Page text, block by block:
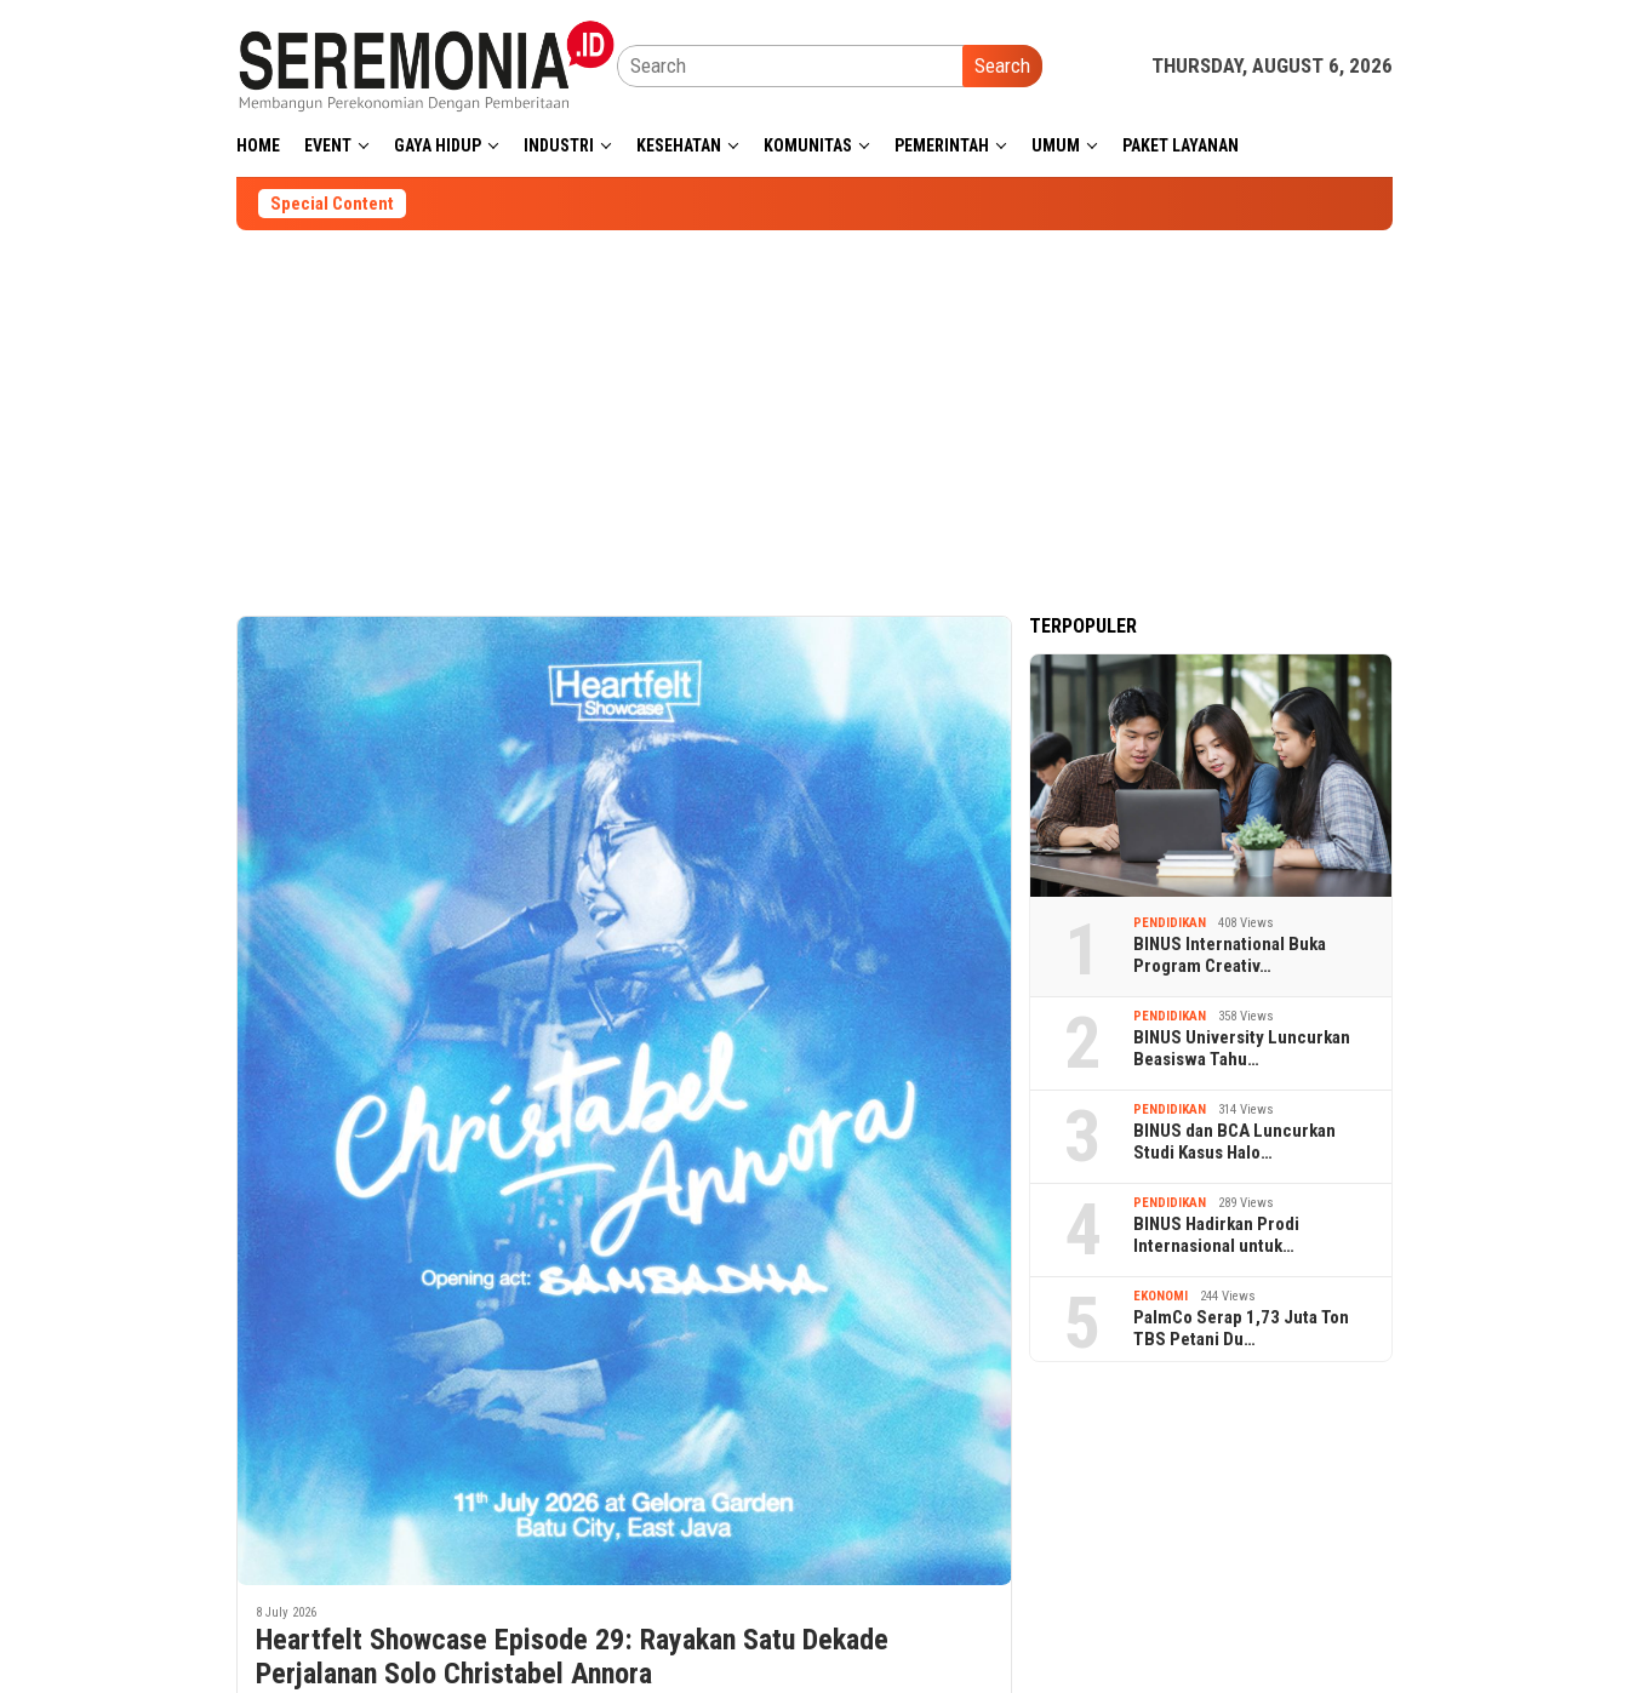
Search THURSDAY, AUGUST 6, 2026
HOME EVENT GAYA HIDUP INDUSTRI KESEHATAN KOMUNITAS PEMERINTAH UMUM PAKET LAYANAN
Special Content
8 July 2026
Heartfelt Showcase Episode 29: Rayakan Satu Dekade
Perjalanan Solo Christabel Annora
TERPOPULER
1 PENDIDIKAN 408 Views
BINUS International Buka
Program Creativ…
2 PENDIDIKAN 358 Views
BINUS University Luncurkan
Beasiswa Tahu…
3 PENDIDIKAN 314 Views
BINUS dan BCA Luncurkan
Studi Kasus Halo…
4 PENDIDIKAN 289 Views
BINUS Hadirkan Prodi
Internasional untuk…
5 EKONOMI 244 Views
PalmCo Serap 1,73 Juta Ton
TBS Petani Du…